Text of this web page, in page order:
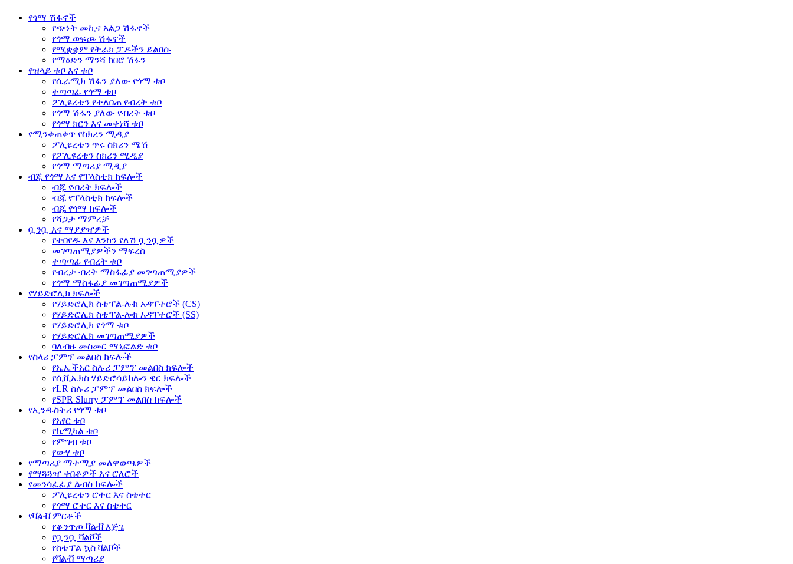
የጎማ ሽፋኖች
የጭነት መኪና አልጋ ሽፋኖች
የጎማ ወፍጮ ሽፋኖች
የሚቋቋም የትራክ ፓዶችን ይልበሱ
የማዕድን ማንሻ ከበሮ ሽፋን
የዝላይ ቱቦ እና ቱቦ
የሴራሚክ ሽፋን ያለው የጎማ ቱቦ
ተጣጣፊ የጎማ ቱቦ
ፖሊዩረቴን የተለበጠ የብረት ቱቦ
የጎማ ሽፋን ያለው የብረት ቱቦ
የጎማ ክርን እና መቀነሻ ቱቦ
የሚንቀጠቀጥ የስክሪን ሚዲያ
ፖሊዩረቴን ጥሩ ስክሪን ሜሽ
የፖሊዩረቴን ስክሪን ሚዲያ
የጎማ ማጣሪያ ሚዲያ
ብጁ የጎማ እና የፕላስቲክ ክፍሎች
ብጁ የብረት ክፍሎች
ብጁ የፕላስቲክ ክፍሎች
ብጁ የጎማ ክፍሎች
የሻጋታ ማምረቻ
ቧንቧ እና ማያያዣዎች
የተበየዱ እና እንከን የለሽ ቧንቧዎች
መገጣጠሚያዎችን ማፍረስ
ተጣጣፊ የብረት ቱቦ
የብረታ ብረት ማስፋፊያ መገጣጠሚያዎች
የጎማ ማስፋፊያ መገጣጠሚያዎች
የሃይድሮሊክ ክፍሎች
የሃይድሮሊክ ስቴፕል-ሎክ አዳፕተሮች (CS)
የሃይድሮሊክ ስቴፕል-ሎክ አዳፕተሮች (SS)
የሃይድሮሊክ የጎማ ቱቦ
የሃይድሮሊክ መገጣጠሚያዎች
ባለብዙ መስመር ማኒፎልድ ቱቦ
የስላሪ ፓምፕ መልበስ ክፍሎች
የኤኤችአር ስሉሪ ፓምፕ መልበስ ክፍሎች
የሲቪኤክስ ሃይድሮሳይክሎን ዌር ክፍሎች
የLR ስሉሪ ፓምፕ መልበስ ክፍሎች
የSPR Slurry ፓምፕ መልበስ ክፍሎች
የኢንዱስትሪ የጎማ ቱቦ
የአየር ቱቦ
የኬሚካል ቱቦ
የምግብ ቱቦ
የውሃ ቱቦ
የማጣሪያ ማተሚያ መለዋወጫዎች
የማጓጓዣ ቀበቶዎች እና ሮለሮች
የመንሳፈፊያ ልብስ ክፍሎች
ፖሊዩረቴን ሮተር እና ስቴተር
የጎማ ሮተር እና ስቴተር
የቫልቭ ምርቶች
የቆንጥጦ ቫልቭ እጅጌ
የቧንቧ ቫልቮች
የስቴፕል ኳስ ቫልቮች
የቫልቭ ማጣሪያ